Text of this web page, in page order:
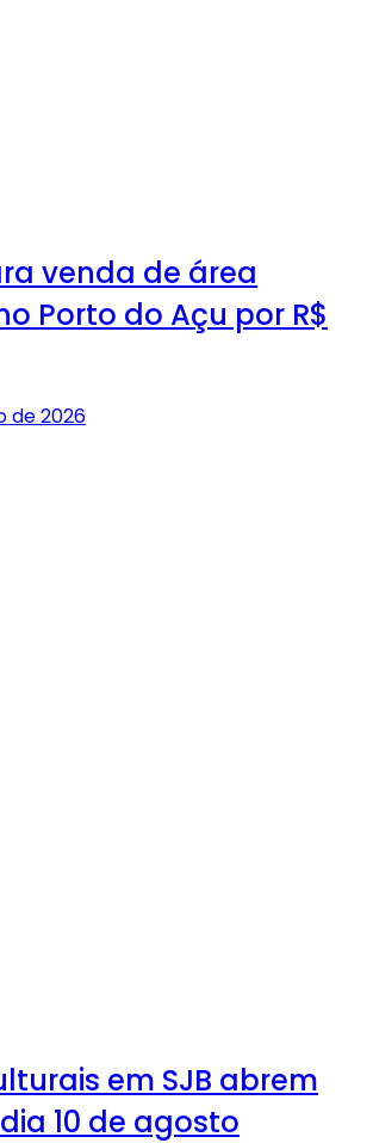
venda de área
Porto do Açu por R$
de 2026
em SJB abrem
10 de agosto